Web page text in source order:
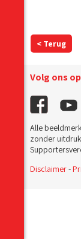
< Terug
Volg ons
Alle
zonder
Disclaimer-